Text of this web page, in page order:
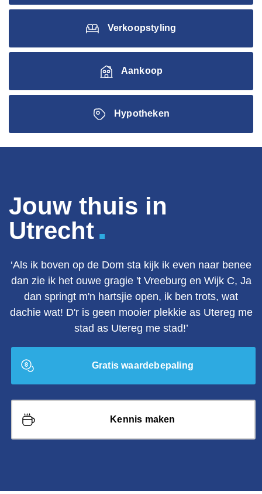
Verkoopstyling
Aankoop
Hypotheken
Jouw thuis in
Utrecht.
‘Als ik boven op de Dom sta kijk ik even naar benee
dan zie ik het ouwe gragie 't Vreeburg en Wijk C, Ja
dan springt m'n hartsjie open, ik ben trots, wat
dachie wat! D'r is geen mooier plekkie as Utereg me
stad as Utereg me stad!’
Gratis waardebepaling
Kennis maken